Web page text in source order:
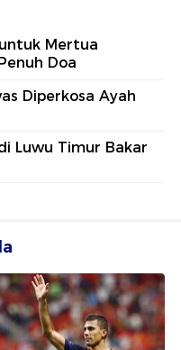
Mertua
Doa
Diperkosa Ayah
Luwu Timur Bakar